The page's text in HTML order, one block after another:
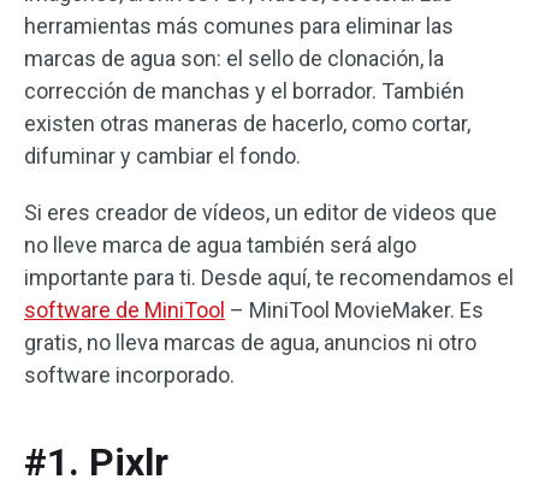
herramientas más comunes para eliminar las
marcas de agua son: el sello de clonación, la
corrección de manchas y el borrador. También
existen otras maneras de hacerlo, como cortar,
difuminar y cambiar el fondo.
Si eres creador de vídeos, un editor de videos que
no lleve marca de agua también será algo
importante para ti. Desde aquí, te recomendamos el
software de MiniTool – MiniTool MovieMaker. Es
gratis, no lleva marcas de agua, anuncios ni otro
software incorporado.
#1. Pixlr